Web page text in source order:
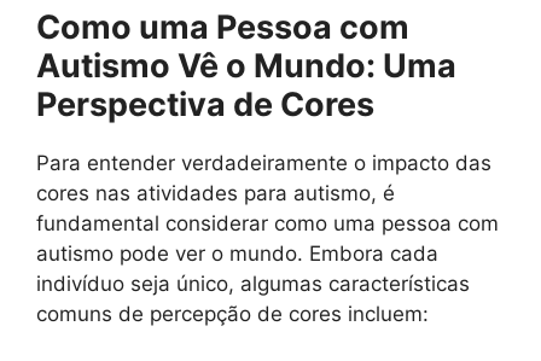
Como uma Pessoa com
Autismo Vê o Mundo: Uma
Perspectiva de Cores
Para entender verdadeiramente o impacto das
cores nas atividades para autismo, é
fundamental considerar como uma pessoa com
autismo pode ver o mundo. Embora cada
indivíduo seja único, algumas características
comuns de percepção de cores incluem: